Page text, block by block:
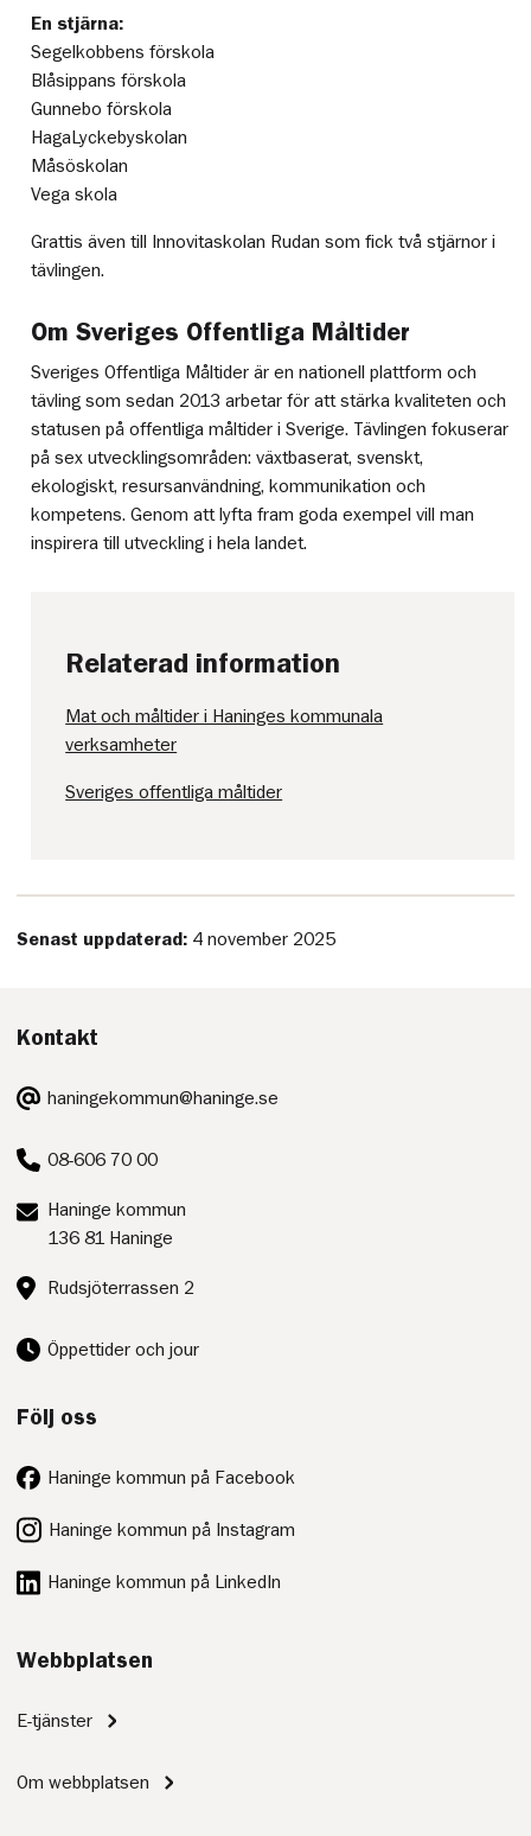
En stjärna:
Segelkobbens förskola
Blåsippans förskola
Gunnebo förskola
HagaLyckebyskolan
Måsöskolan
Vega skola
Grattis även till Innovitaskolan Rudan som fick två stjärnor i
tävlingen.
Om Sveriges Offentliga Måltider
Sveriges Offentliga Måltider är en nationell plattform och
tävling som sedan 2013 arbetar för att stärka kvaliteten och
statusen på offentliga måltider i Sverige. Tävlingen fokuserar
på sex utvecklingsområden: växtbaserat, svenskt,
ekologiskt, resursanvändning, kommunikation och
kompetens. Genom att lyfta fram goda exempel vill man
inspirera till utveckling i hela landet.
Relaterad information
Mat och måltider i Haninges kommunala
verksamheter
Sveriges offentliga måltider
Senast uppdaterad: 4 november 2025
Kontakt
E-
post:
haningekommun@haninge.se
Telefon:
08-606 70 00
Postadress:
Haninge kommun
136 81 Haninge
Besöksadress:
Rudsjöterrassen 2
Öppettider och jour
Följ oss
Haninge kommun på Facebook
Haninge kommun på Instagram
Haninge kommun på LinkedIn
Webbplatsen
E-tjänster
Om webbplatsen